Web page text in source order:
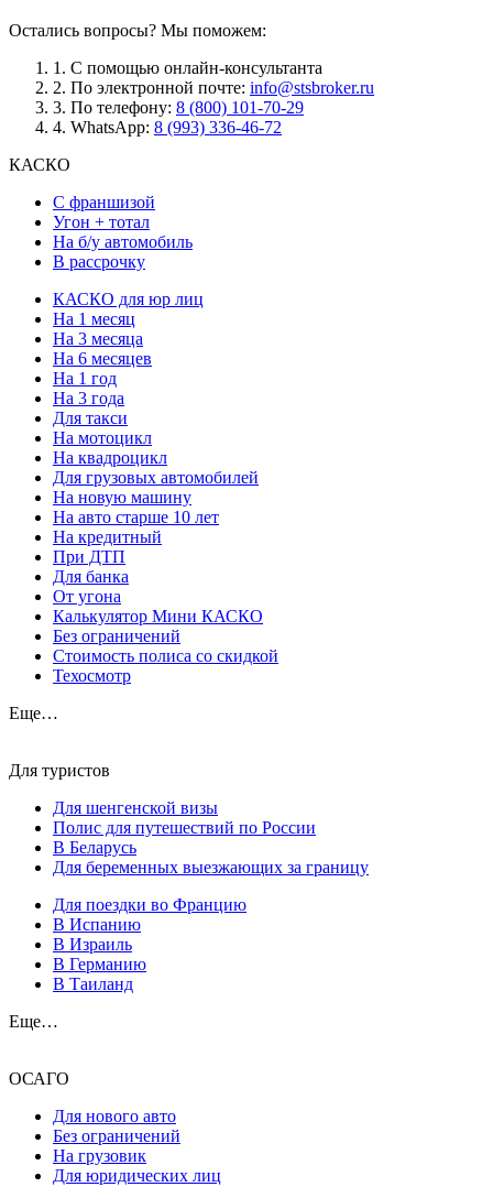
Остались вопросы? Мы поможем:
1. С помощью онлайн-консультанта
2. По электронной почте: info@stsbroker.ru
3. По телефону: 8 (800) 101-70-29
4. WhatsApp: 8 (993) 336-46-72
КАСКО
С франшизой
Угон + тотал
На б/у автомобиль
В рассрочку
КАСКО для юр лиц
На 1 месяц
На 3 месяца
На 6 месяцев
На 1 год
На 3 года
Для такси
На мотоцикл
На квадроцикл
Для грузовых автомобилей
На новую машину
На авто старше 10 лет
На кредитный
При ДТП
Для банка
От угона
Калькулятор Мини КАСКО
Без ограничений
Стоимость полиса со скидкой
Техосмотр
Еще…
Для туристов
Для шенгенской визы
Полис для путешествий по России
В Беларусь
Для беременных выезжающих за границу
Для поездки во Францию
В Испанию
В Израиль
В Германию
В Таиланд
Еще…
ОСАГО
Для нового авто
Без ограничений
На грузовик
Для юридических лиц